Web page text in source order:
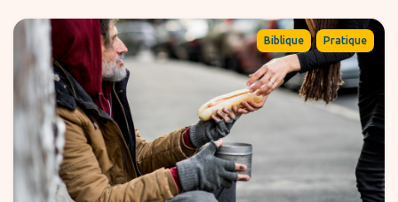
Biblique , Pratique